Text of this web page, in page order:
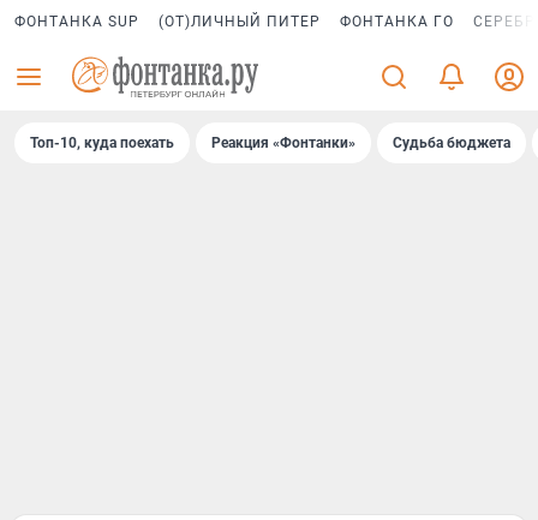
ФОНТАНКА SUP (ОТ)ЛИЧНЫЙ ПИТЕР ФОНТАНКА ГО
Топ-10, куда поехать Реакция «Фонтанки» Судьба бюджета